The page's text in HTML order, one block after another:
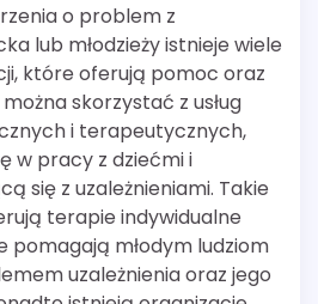
o problem z
lub młodzieży istnieje wiele
które oferują pomoc oraz
skorzystać z usług
i terapeutycznych,
w pracy z dziećmi i
się z uzależnieniami. Takie
terapie indywidualne
pomagają młodym ludziom
uzależnienia oraz jego